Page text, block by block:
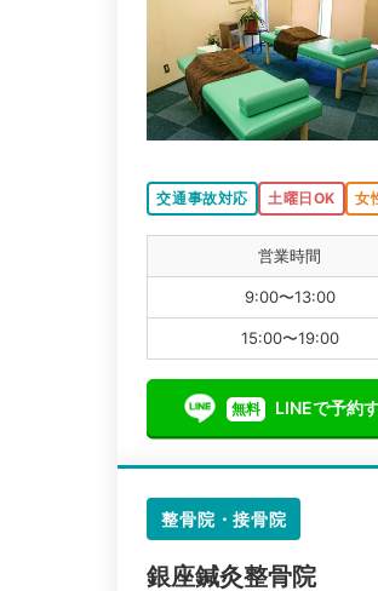
交通事故対応 土曜日OK 女
営業時間
9:00〜13:00
15:00〜19:00
無料 LINEで予約
整骨院・接骨院
銀座鍼灸整骨院